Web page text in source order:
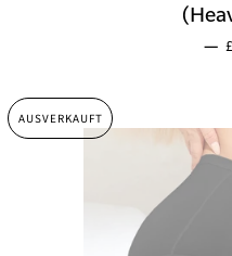
—
AUSVERKAUFT